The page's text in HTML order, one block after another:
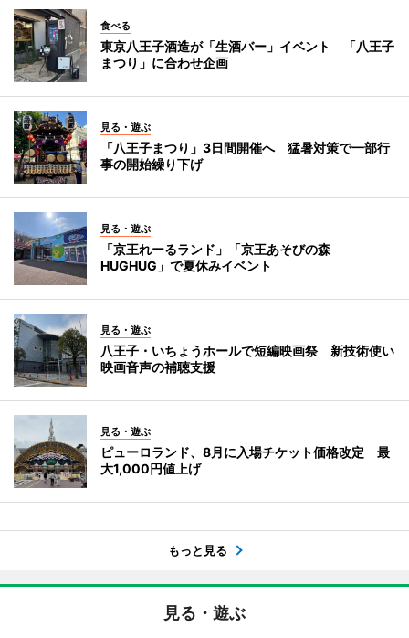
食べる
東京八王子酒造が「生酒バー」イベント 「八王子
まつり」に合わせ企画
見る・遊ぶ
「八王子まつり」3日間開催へ 猛暑対策で一部行
事の開始繰り下げ
見る・遊ぶ
「京王れーるランド」「京王あそびの森
HUGHUG」で夏休みイベント
見る・遊ぶ
八王子・いちょうホールで短編映画祭 新技術使い
映画音声の補聴支援
見る・遊ぶ
ピューロランド、8月に入場チケット価格改定 最
大1,000円値上げ
もっと見る
見る・遊ぶ